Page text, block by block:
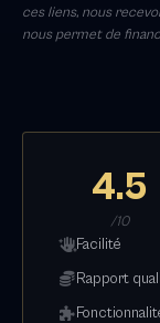
ces liens, nous
nous permet de
4.5
/10
Facilité
Rapport